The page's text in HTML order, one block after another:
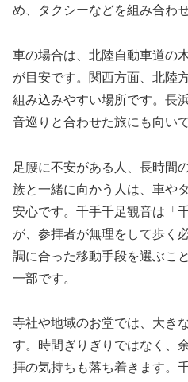
め、タクシーなどを組み合わ
車の場合は、北陸自動車道の
が目安です。関西方面、北陸
組み込みやすい場所です。長
音巡りと合わせた旅にも向い
足腰に不安がある人、長時間
族と一緒に向かう人は、車や
安心です。千手千足観音は「
が、参拝者が無理をして歩く
調に合った移動手段を選ぶこ
一部です。
寺社や地域のお堂では、大き
す。時間ぎりぎりではなく、
拝の気持ちも落ち着きます。